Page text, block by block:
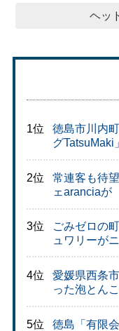
ヘッ
1位
徳島市川内
グTatsuMaki
2位
常連客も待
ェaranciaが
3位
ごみゼロの
ュワリーが
4位
愛媛県西条
った泡とん
5位
徳島「有限